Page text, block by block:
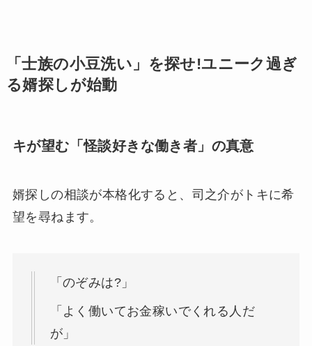
「士族の小豆洗い」を探せ!ユニーク過ぎ
る婿探しが始動
キが望む「怪談好きな働き者」の真意
婿探しの相談が本格化すると、司之介がトキに希
望を尋ねます。
「のぞみは?」
「よく働いてお金稼いでくれる人だ
が」